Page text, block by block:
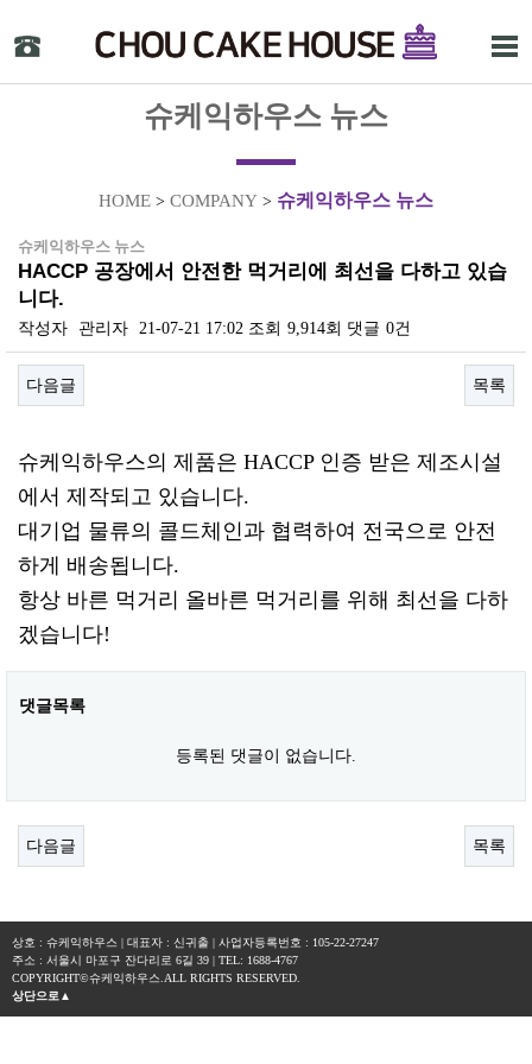
슈케익하우스 뉴스
HOME > COMPANY > 슈케익하우스 뉴스
슈케익하우스 뉴스
HACCP 공장에서 안전한 먹거리에 최선을 다하고 있습
니다.
작성자 관리자 21-07-21 17:02 조회 9,914회 댓글 0건
다음글 목록
슈케익하우스의 제품은 HACCP 인증 받은 제조시설
에서 제작되고 있습니다.
대기업 물류의 콜드체인과 협력하여 전국으로 안전
하게 배송됩니다.
항상 바른 먹거리 올바른 먹거리를 위해 최선을 다하
겠습니다!
댓글목록
등록된 댓글이 없습니다.
다음글 목록
상호 : 슈케익하우스 | 대표자 : 신귀출 | 사업자등록번호 : 105-22-27247
주소 : 서울시 마포구 잔다리로 6길 39 | TEL: 1688-4767
COPYRIGHT©슈케익하우스.ALL RIGHTS RESERVED.
상단으로▲